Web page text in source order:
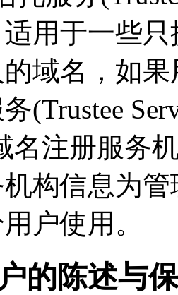
用于一些
域名，如
(Trustee
名注册服务
构信息为
户使用。
的陈述与